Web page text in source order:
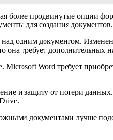
более продвинутые опции
для создания документов.
одним документом.
требует дополнительных
Word требует
и защиту от потери
документами лучше